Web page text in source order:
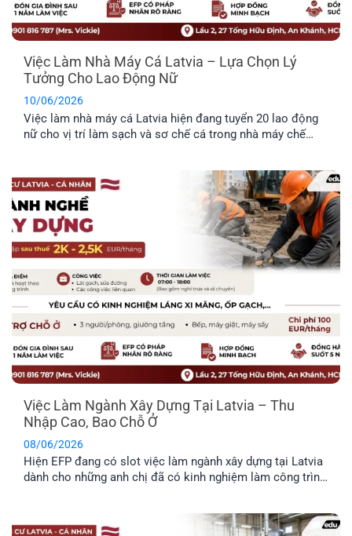
Việc Làm Nhà Máy Cá Latvia – Lựa Chọn Lý
Tưởng Cho Lao Động Nữ
10/06/2026
Việc làm nhà máy cá Latvia hiện đang tuyển 20 lao động
nữ cho vị trí làm sạch và sơ chế cá trong nhà máy chế
chỗ ở. Đây là công việc rất [...]
Việc Làm Ngành Xây Dựng Tại Latvia – Thu
Nhập Cao, Bao Chỗ Ở
08/06/2026
Hiện EFP đang có slot việc làm ngành xây dựng tại Latvia
dành cho những anh chị đã có kinh nghiệm làm công trình
Trong bài viết dưới đây, anh [...]